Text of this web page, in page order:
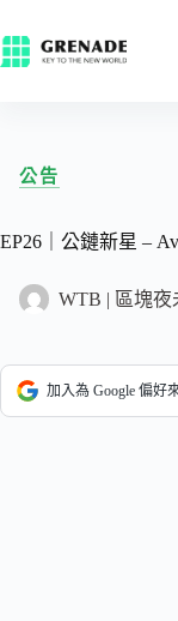
公告
EP26｜公鏈新星 –
WTB | 區塊夜
加入為 Google 偏好